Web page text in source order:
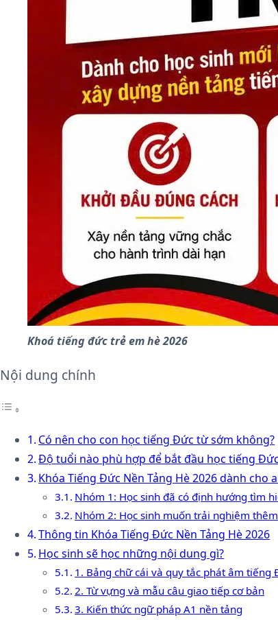
Khoá tiếng đức trẻ em hè 2026
Nội dung chính
Có nên cho con học tiếng Đức từ sớm không?
Độ tuổi nào phù hợp để bắt đầu học tiếng
Khóa Tiếng Đức Nền Tảng Hè 2026 dành cho
Nhóm 1: Học sinh đã có định hướng tìm
Nhóm 2: Học sinh muốn trải nghiệm
Thông tin Khóa Tiếng Đức Nền Tảng Hè 2026
Học sinh sẽ học những nội dung gì?
1. Bảng chữ cái và quy tắc phát âm tiếng
2. Từ vựng và mẫu câu giao tiếp cơ bản
3. Kiến thức ngữ pháp A1 nền tảng